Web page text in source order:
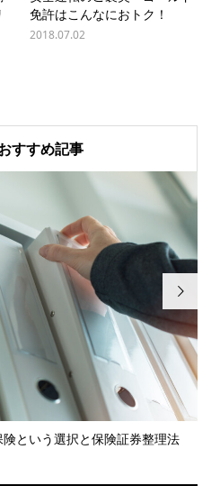
免許はこんなにおトク！
2018.07.02
すすめ記事
険という選択と保険証券整理法
